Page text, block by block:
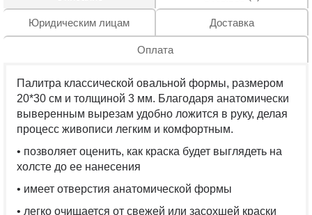
Юридическим лицам Доставка
Оплата
Палитра классической овальной формы, размером
20*30 см и толщиной 3 мм. Благодаря анатомически
выверенным вырезам удобно ложится в руку, делая
процесс живописи легким и комфортным.
• позволяет оценить, как краска будет выглядеть на
холсте до ее нанесения
• имеет отверстия анатомической формы
• легко очищается от свежей или засохшей краски